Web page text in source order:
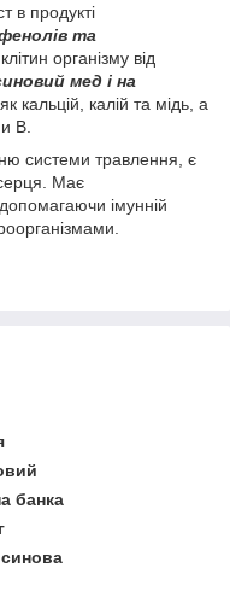
в продукті
та
організму від
мед і на
як кальцій, калій та мідь, а
В.
системи травлення, є
Має
, допомагаючи імунній
банка